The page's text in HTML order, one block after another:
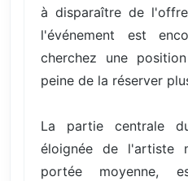
à disparaître de
l'événement est
cherchez une
peine de la réserver
La partie centrale
éloignée de l'artiste
portée moyenne,